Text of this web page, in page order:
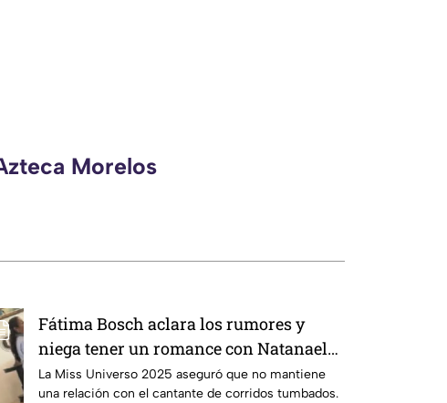
Morelos
Fátima Bosch aclara los rumores y
niega tener un romance con Natanael
Cano
La Miss Universo 2025 aseguró que no mantiene
una relación con el cantante de corridos tumbados.